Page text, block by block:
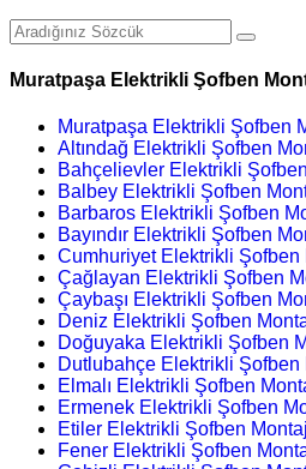
Muratpaşa Elektrikli Şofben
Muratpaşa Elektrikli Şofben
Altındağ Elektrikli Şofben
Bahçelievler Elektrikli
Balbey Elektrikli Şofben
Barbaros Elektrikli Şofben
Bayındır Elektrikli Şofben
Cumhuriyet Elektrikli Şofben
Çağlayan Elektrikli Şofben
Çaybaşı Elektrikli Şofben
Deniz Elektrikli Şofben
Doğuyaka Elektrikli Şofben
Dutlubahçe Elektrikli Şofben
Elmalı Elektrikli Şofben
Ermenek Elektrikli Şofben
Etiler Elektrikli Şofben
Fener Elektrikli Şofben